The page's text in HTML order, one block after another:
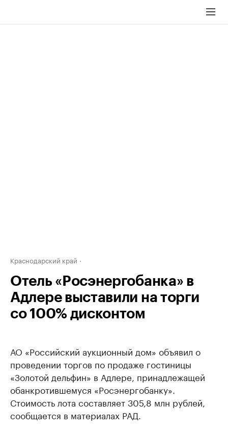
Краснодарский край
Отель «Росэнергобанка» в
Адлере выставили на торги
со 100% дисконтом
АО «Российский аукционный дом» объявил о
проведении торгов по продаже гостиницы
«Золотой дельфин» в Адлере, принадлежащей
обанкротившемуся «Росэнергобанку».
Стоимость лота составляет 305,8 млн рублей,
сообщается в материалах РАД.